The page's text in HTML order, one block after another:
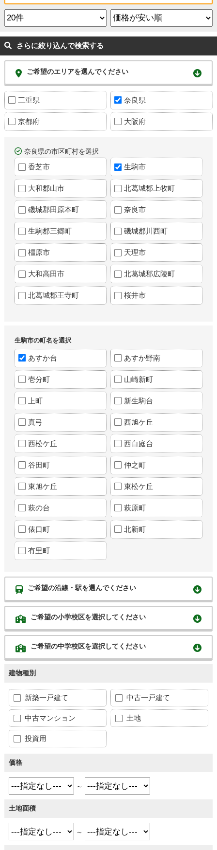
さらに絞り込んで検索する
ご希望のエリアを選んでください
三重県 奈良県
京都府 大阪府
奈良県の市区町村を選択
香芝市 生駒市
大和郡山市 北葛城郡上牧町
磯城郡田原本町 奈良市
生駒郡三郷町 磯城郡川西町
橿原市 天理市
大和高田市 北葛城郡広陵町
北葛城郡王寺町 桜井市
生駒市の町名を選択
あすか台 あすか野南
壱分町 山崎新町
上町 新生駒台
真弓 西旭ケ丘
西松ケ丘 西白庭台
谷田町 仲之町
東旭ケ丘 東松ケ丘
萩の台 萩原町
俵口町 北新町
有里町
ご希望の沿線・駅を選んでください
ご希望の小学校区を選択してください
ご希望の中学校区を選択してください
建物種別
新築一戸建て 中古一戸建て
中古マンション 土地
投資用
価格
～
土地面積
～